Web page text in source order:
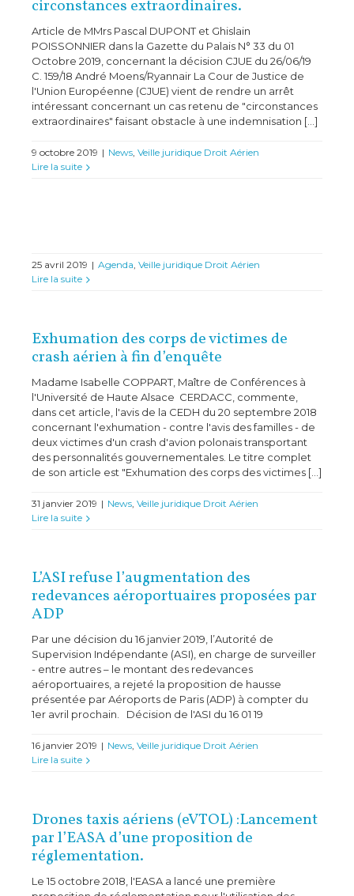
circonstances extraordinaires.
Article de MMrs Pascal DUPONT et Ghislain
POISSONNIER dans la Gazette du Palais N° 33 du 01
Octobre 2019, concernant la décision CJUE du 26/06/19
C. 159/18 André Moens/Ryannair La Cour de Justice de
l'Union Européenne (CJUE) vient de rendre un arrêt
intéressant concernant un cas retenu de "circonstances
extraordinaires" faisant obstacle à une indemnisation [...]
9 octobre 2019 | News, Veille juridique Droit Aérien
Lire la suite
25 avril 2019 | Agenda, Veille juridique Droit Aérien
Lire la suite
Exhumation des corps de victimes de
crash aérien à fin d’enquête
Madame Isabelle COPPART, Maître de Conférences à
l'Université de Haute Alsace CERDACC, commente,
dans cet article, l'avis de la CEDH du 20 septembre 2018
concernant l'exhumation - contre l'avis des familles - de
deux victimes d'un crash d'avion polonais transportant
des personnalités gouvernementales. Le titre complet
de son article est "Exhumation des corps des victimes [...]
31 janvier 2019 | News, Veille juridique Droit Aérien
Lire la suite
L’ASI refuse l’augmentation des
redevances aéroportuaires proposées par
ADP
Par une décision du 16 janvier 2019, l’Autorité de
Supervision Indépendante (ASI), en charge de surveiller
- entre autres – le montant des redevances
aéroportuaires, a rejeté la proposition de hausse
présentée par Aéroports de Paris (ADP) à compter du
1er avril prochain. Décision de l'ASI du 16 01 19
16 janvier 2019 | News, Veille juridique Droit Aérien
Lire la suite
Drones taxis aériens (eVTOL) :Lancement
par l’EASA d’une proposition de
réglementation.
Le 15 octobre 2018, l'EASA a lancé une première